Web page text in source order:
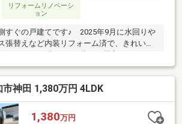
リフォームリノベーシ
ョン
すぐの戸建てです♪ 2025年9月に水回りや
張替えなど内装リフォーム済で、きれいで
バス停へも徒歩2分♪ 車も1台駐車可能で、
けるリフォーム住宅です♪
神田 1,380万円 4LDK
1,380万円